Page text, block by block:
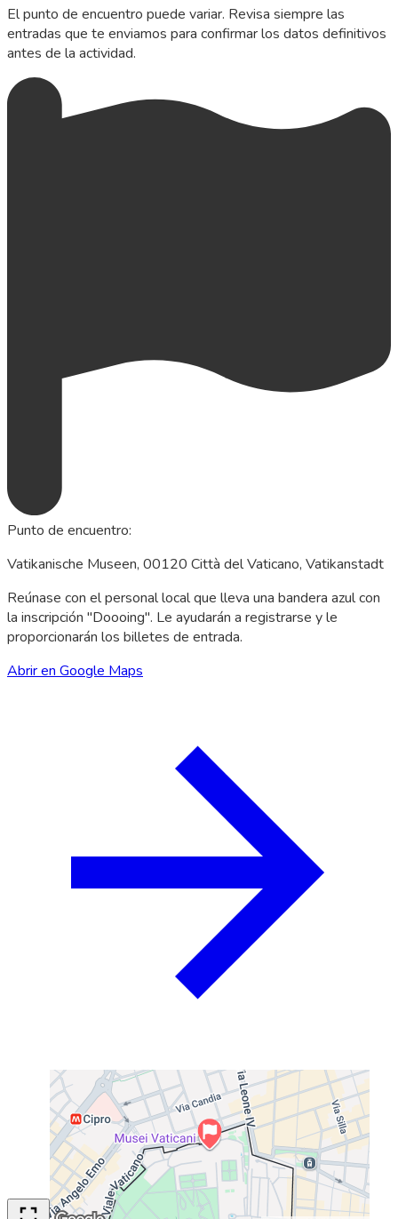
El punto de encuentro puede variar. Revisa siempre las
entradas que te enviamos para confirmar los datos definitivos
antes de la actividad.
Punto de encuentro:
Vatikanische Museen, 00120 Città del Vaticano, Vatikanstadt
Reúnase con el personal local que lleva una bandera azul con
la inscripción "Doooing". Le ayudarán a registrarse y le
proporcionarán los billetes de entrada.
Abrir en Google Maps